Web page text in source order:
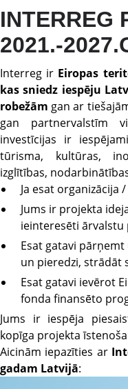
INTERREG
2021.-
Interreg ir Eiropas
kas sniedz iespēju
robežām gan ar
gan partnervalstīm
investīcijas ir
tūrisma, kultūras,
izglītības,
Ja esat organizācija
Jums ir projekta
ieinteresēti
Esat gatavi
un pieredzi, strādāt
Esat gatavi ievērot
fonda finansēto
Jums ir iespēja
kopīga projekta
Aicinām iepazīties ar
gadam Latvijā: